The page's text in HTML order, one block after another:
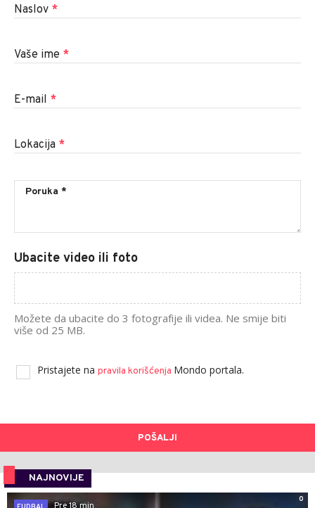
Naslov *
Vaše ime *
E-mail *
Lokacija *
Ubacite video ili foto
Možete da ubacite do 3 fotografije ili videa. Ne smije biti
više od 25 MB.
Pristajete na pravila korišćenja Mondo portala.
POŠALJI
NAJNOVIJE
0